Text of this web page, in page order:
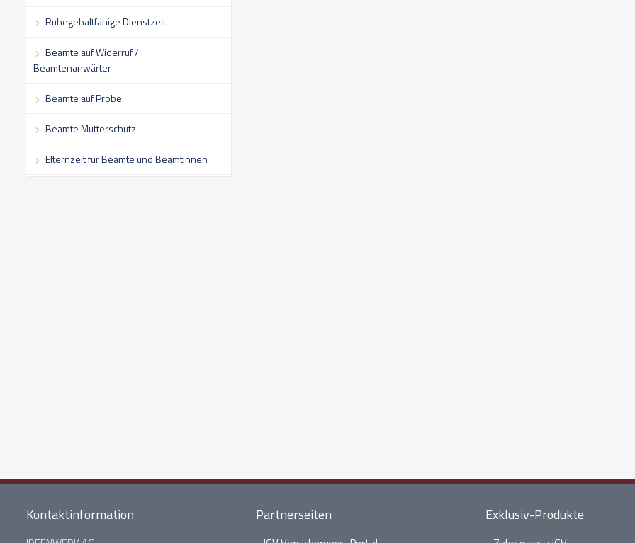
Ruhegehaltfähige Dienstzeit
Beamte auf Widerruf /
Beamtenanwärter
Beamte auf Probe
Beamte Mutterschutz
Elternzeit für Beamte und Beamtinnen
Kontaktinformation Partnerseiten Exklusiv-Produkte